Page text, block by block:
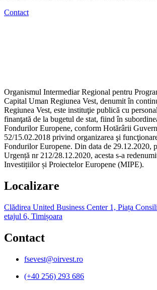
Contact
Organismul Intermediar Regional pentru
Capital Uman Regiunea Vest, denumit în
Regiunea Vest, este instituţie publică cu
finanţată de la bugetul de stat, fiind în
Fondurilor Europene, conform Hotărârii
52/15.02.2018 privind organizarea şi
Fondurilor Europene. Din data de 29.12.2020,
Urgență nr 212/28.12.2020, acesta s-a
Investițiilor și Proiectelor Europene (MIPE).
Localizare
Clădirea United Business Center 1, Piața
etajul 6, Timișoara
Contact
fsevest@oirvest.ro
(+40 256) 293 686